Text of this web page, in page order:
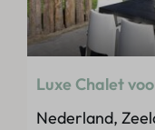
Luxe Chalet
Nederland,